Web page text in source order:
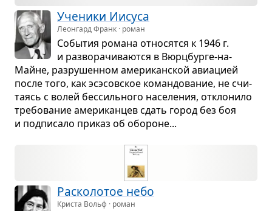
Уче­ники Иисуса
Леонгард Франк · роман
Собы­тия романа отно­сятся к 1946 г.
и раз­во­ра­чи­ва­ются в Вюр­ц­бурге-на-
Майне, раз­ру­шен­ном аме­ри­кан­ской авиа­цией
после того, как эсэсов­ское коман­до­ва­ние, не счи­
та­ясь с волей бес­силь­ного насе­ле­ния, откло­нило
тре­бо­ва­ние аме­ри­кан­цев сдать город без боя
и под­пи­сало при­каз об обо­роне...
Рас­ко­ло­тое небо
Криста Вольф · роман